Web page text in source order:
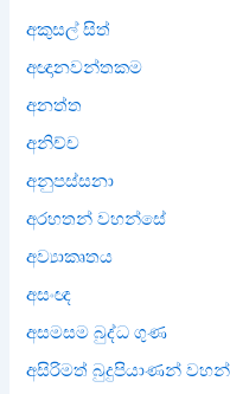
අකුසල් සිත්
අඥානවන්තකම
අනත්ත
අනිච්ච
අනුපස්සනා
අරහතන් වහන්සේ
අව්‍යාකෘතය
අසංඥ
අසමසම බුද්ධ ගුණ
අසිරිමත් බුදුපියාණන්